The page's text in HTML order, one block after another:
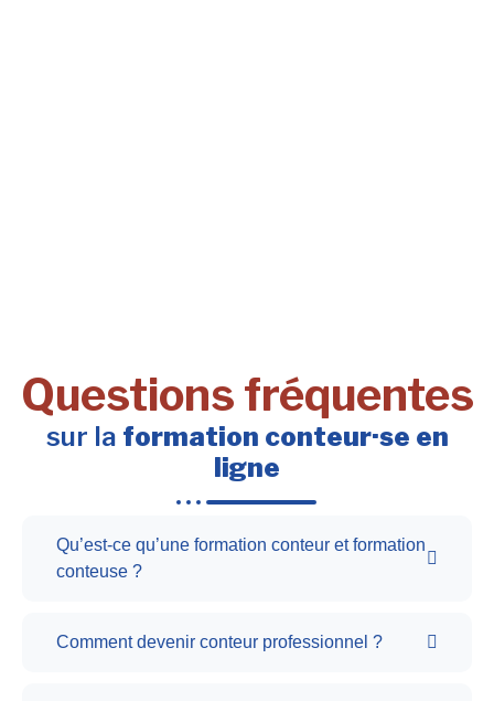
Questions fréquentes
sur la formation conteur·se en
ligne
Qu’est-ce qu’une formation conteur et formation
conteuse ?
Comment devenir conteur professionnel ?